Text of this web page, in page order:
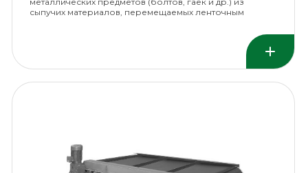
сыпучих материалов, перемещаемых ленточным